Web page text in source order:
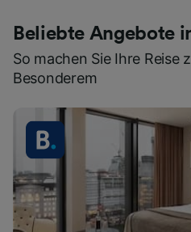
Beliebte Angebote
So machen Sie Ihre Reise
Besonderem